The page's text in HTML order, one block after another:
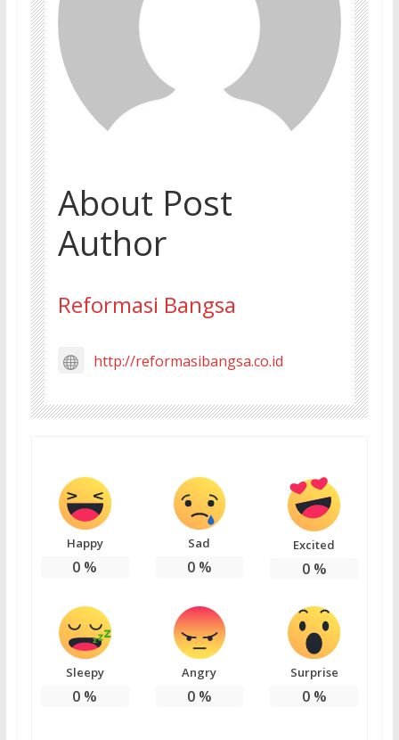
About Post
Author
Reformasi Bangsa
http://reformasibangsa.co.id
Happy
0 %
Sad
0%
Excited
0%
Sleepy
0 %
Angry
0%
Surprise
0%